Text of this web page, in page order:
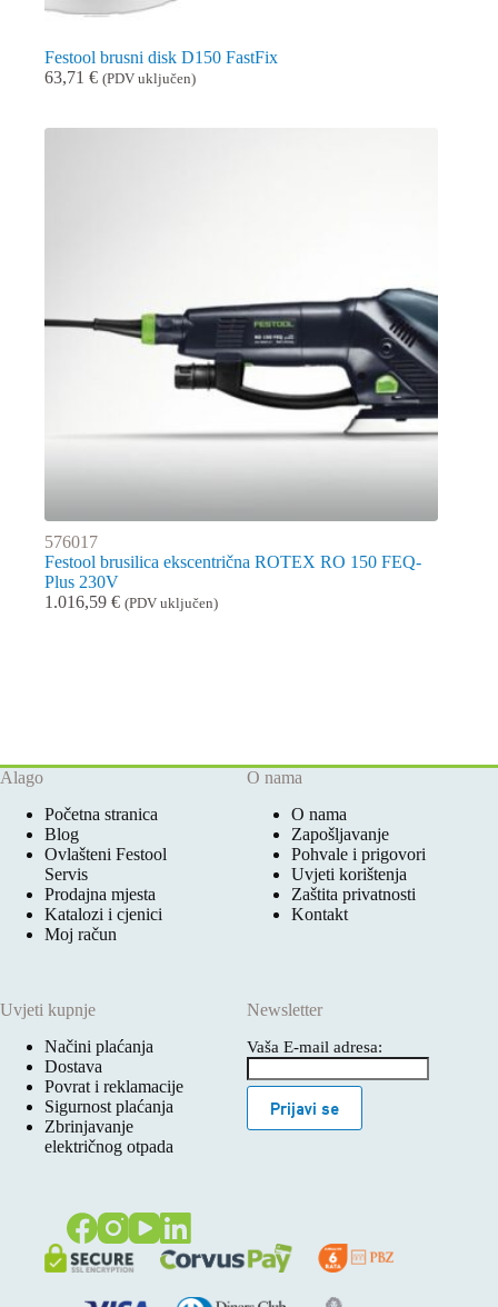
Festool brusni disk D150 FastFix
63,71 € (PDV uključen)
576017
Festool brusilica ekscentrična ROTEX RO 150 FEQ-
Plus 230V
1.016,59 € (PDV uključen)
Alago
Početna stranica
Blog
Ovlašteni Festool
Servis
Prodajna mjesta
Katalozi i cjenici
Moj račun
O nama
O nama
Zapošljavanje
Pohvale i prigovori
Uvjeti korištenja
Zaštita privatnosti
Kontakt
Uvjeti kupnje
Načini plaćanja
Dostava
Povrat i reklamacije
Sigurnost plaćanja
Zbrinjavanje
električnog otpada
Newsletter
Vaša E-mail adresa:
Prijavi se